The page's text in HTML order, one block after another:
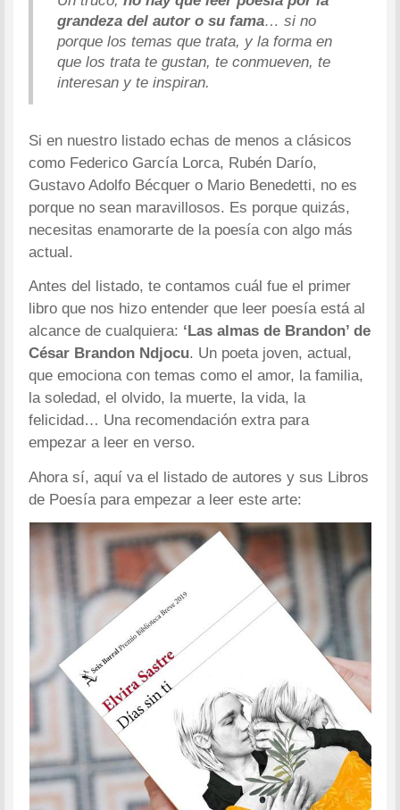
grandeza del autor o su fama… si no
porque los temas que trata, y la forma en
que los trata te gustan, te conmueven, te
interesan y te inspiran.
Si en nuestro listado echas de menos a clásicos
como Federico García Lorca, Rubén Darío,
Gustavo Adolfo Bécquer o Mario Benedetti, no es
porque no sean maravillosos. Es porque quizás,
necesitas enamorarte de la poesía con algo más
actual.
Antes del listado, te contamos cuál fue el primer
libro que nos hizo entender que leer poesía está al
alcance de cualquiera: ‘Las almas de Brandon’ de
César Brandon Ndjocu. Un poeta joven, actual,
que emociona con temas como el amor, la familia,
la soledad, el olvido, la muerte, la vida, la
felicidad… Una recomendación extra para
empezar a leer en verso.
Ahora sí, aquí va el listado de autores y sus Libros
de Poesía para empezar a leer este arte: